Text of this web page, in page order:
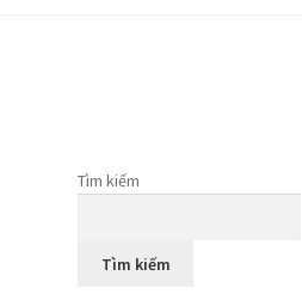
Tìm kiếm
Tìm kiếm